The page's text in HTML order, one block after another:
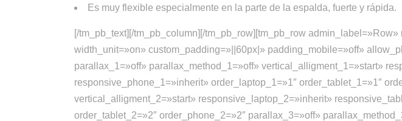
Es muy flexible especialmente en la parte de la espalda, fuerte y rápida.
[/tm_pb_text][/tm_pb_column][/tm_pb_row][tm_pb_row
width_unit=»on» custom_padding=»||60px|» padding_mobile=»off»
parallax_1=»off» parallax_method_1=»off» vertical_alligment_1=»start»
responsive_phone_1=»inherit» order_laptop_1=»1″ order_tablet_1=»1″
vertical_alligment_2=»start» responsive_laptop_2=»inherit»
order_tablet_2=»2″ order_phone_2=»2″ parallax_3=»off»